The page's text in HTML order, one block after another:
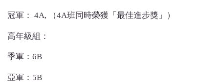
冠軍： 4A, （4A班同時榮獲「最佳進步獎」）
高年級組：
季軍：6B
亞軍：5B